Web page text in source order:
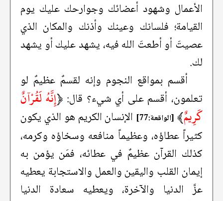
الأعمال وشهود أعضائك وجوارحك عليك يوم
القيامة؛ فلسانك وعينك وأذنك والمكان الذي
عصيتَ أو أطعتَ الله فيه، يشهد عليك أو يشهد
لك.
أقسم بمواقع النجوم وإنه لقسمٌ عظيمٌ لو
تعلمون، أقسم على أي شيء؟ قال: ﴿إِنَّهُ لَقُرْآنٌ
كَرِيمٌ﴾ [الواقعة:77]
الإنسان الكريم هو الذي يكون
كثيراً عطاؤه، وعظيماً منافعه وسخاؤه وكرمه،
كذلك القرآن عظيمٌ في عطائه، فمَن يؤمن به
إيمان القلب واليقين والعمل والاستجابة يعطيه
عزَّ الدنيا والآخرة، ويعطيه سعادة الدنيا